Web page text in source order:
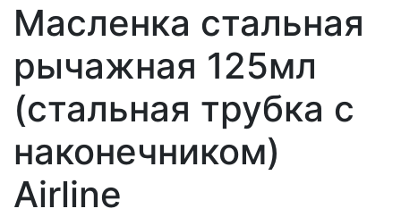
Масленка стальная
рычажная 125мл
(стальная трубка с
наконечником)
Airline